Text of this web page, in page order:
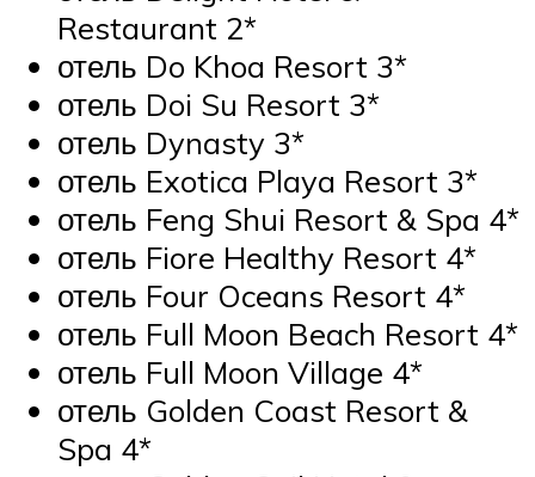
Restaurant 2*
отель Do Khoa Resort 3*
отель Doi Su Resort 3*
отель Dynasty 3*
отель Exotica Playa Resort 3*
отель Feng Shui Resort & Spa 4*
отель Fiore Healthy Resort 4*
отель Four Oceans Resort 4*
отель Full Moon Beach Resort 4*
отель Full Moon Village 4*
отель Golden Coast Resort &
Spa 4*